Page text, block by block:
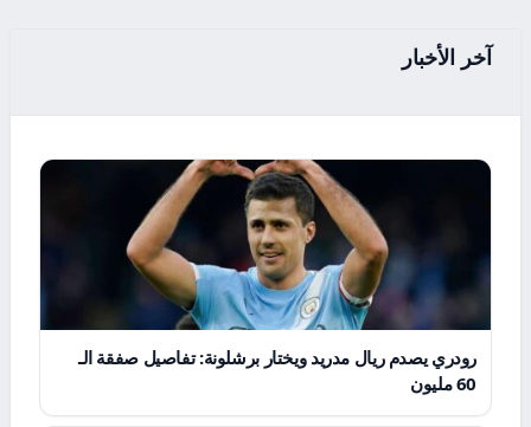
آخر الأخبار
رودري يصدم ريال مدريد ويختار برشلونة: تفاصيل صفقة الـ
60 مليون